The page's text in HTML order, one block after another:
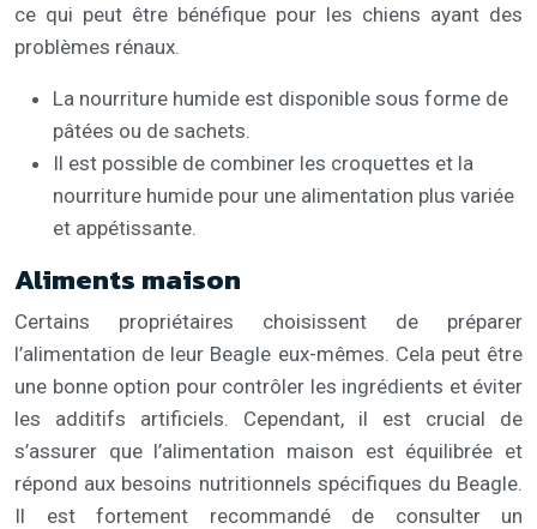
ce qui peut être bénéfique pour les chiens ayant des
problèmes rénaux.
La nourriture humide est disponible sous forme de
pâtées ou de sachets.
Il est possible de combiner les croquettes et la
nourriture humide pour une alimentation plus variée
et appétissante.
Aliments maison
Certains propriétaires choisissent de préparer
l’alimentation de leur Beagle eux-mêmes. Cela peut être
une bonne option pour contrôler les ingrédients et éviter
les additifs artificiels. Cependant, il est crucial de
s’assurer que l’alimentation maison est équilibrée et
répond aux besoins nutritionnels spécifiques du Beagle.
Il est fortement recommandé de consulter un